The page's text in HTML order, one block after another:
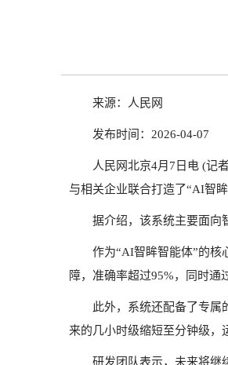
来源：人民网
发布时间：2026-04-07
人民网北京4月7日电 (记
与相关企业联合打造了“AI智
据介绍，该系统主要面向
作为“AI智眸智能体”的核
障，准确率超过95%，同时通
此外，系统还配备了专属
来的几小时级缩短至分钟级，
研发团队表示，未来将继